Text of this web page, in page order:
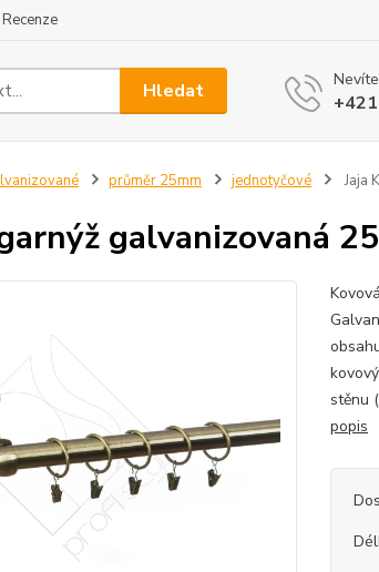
Recenze
Hledat
průměr 25mm jednotyčové Jaja
galvanizovaná
stěnu
popis